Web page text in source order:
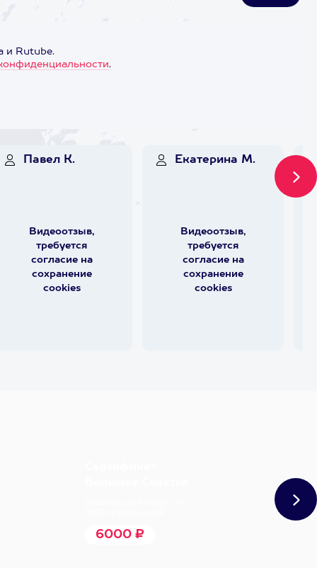
и Rutube.
.
Павел К.
Видеоотзыв,
требуется
согласие на
сохранение
cookies
Екатерина М.
Видеоотзыв,
требуется
согласие на
сохранение
cookies
6000 ₽